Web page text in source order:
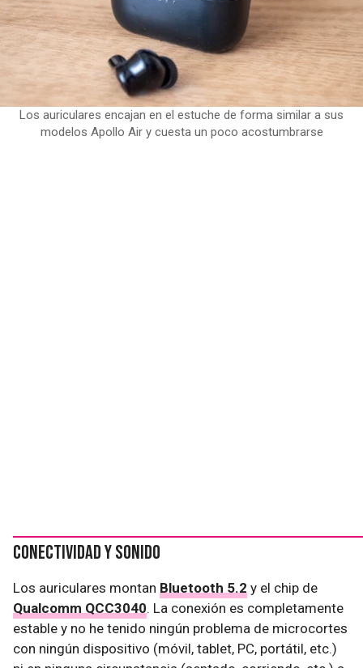
Los auriculares encajan en el estuche de forma similar a sus
modelos Apollo Air y cuesta un poco acostumbrarse
Conectividad y sonido
Los auriculares montan Bluetooth 5.2 y el chip de
Qualcomm QCC3040. La conexión es completamente
estable y no he tenido ningún problema de microcortes
con ningún dispositivo (móvil, tablet, PC, portátil, etc.)